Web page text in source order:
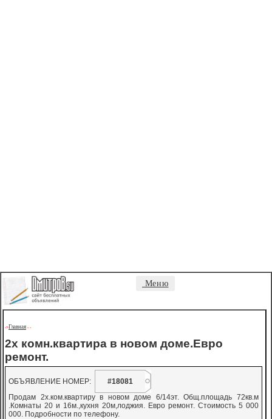
Меню
->Главная - -
2х комн.квартира в новом доме.Евро
ремонт.
ОБЪЯВЛЕНИЕ НОМЕР:
#18081
Продам 2х.ком.квартиру в новом доме 6/14эт. Общ.площадь 72кв.м
.Комнаты 20 и 16м.,кухня 20м,лоджия. Евро ремонт. Стоимость 5 000
000. Подробности по телефону.